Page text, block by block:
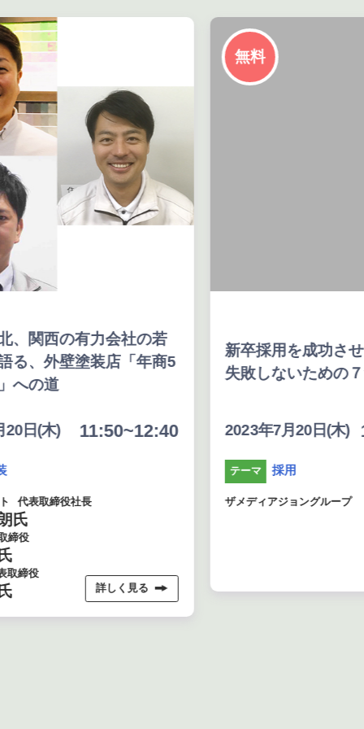
会社の若
店「年商5
しく見る
新卒採用を成功させる５大戦法&
失敗しないための７つの打ち手
2023年7月20日(木) 10:20～
ザメディアジョングループ